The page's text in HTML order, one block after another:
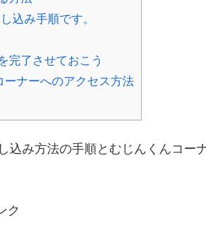
込み手順です。
完了させておこう
ナーへのアクセス方法
込み方法の手順とむじんくんコー
ク